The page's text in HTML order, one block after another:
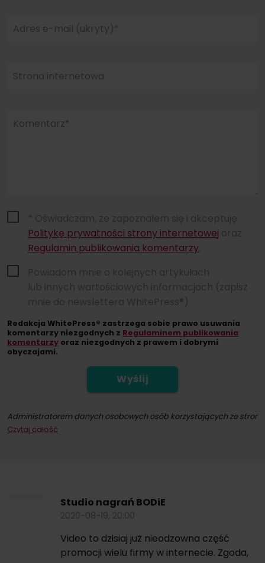
Adres e-mail (ukryty)*
Strona internetowa
Komentarz*
* Oświadczam, że zapoznałem się i akceptuję
Politykę prywatności strony internetowej oraz
Regulamin publikowania komentarzy
Powiadom mnie o kolejnych artykułach
lub innych wartościowych informacjach (zapisz
mnie do newslettera WhitePress®)
Redakcja WhitePress® zastrzega sobie prawo usuwania
komentarzy niezgodnych z Regulaminem publikowania
komentarzy oraz niezgodnych z prawem i dobrymi
obyczajami.
Wyślij
Administratorem danych osobowych osób korzystających ze strony
Dokonując zapisu na newsletter wyrażacie Państwo zgodę na
Czytaj całość
Studio nagrań BODiE
2020-08-19, 20:00
Video to dzisiaj już nieodzowna część
promocji wielu firmy w internecie. Zgoda,